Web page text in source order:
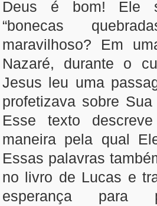
Deus é bom! Ele
“bonecas
maravilhoso? Em
Nazaré, durante o
Jesus leu uma
profetizava sobre
Esse texto
maneira pela qual
Essas palavras
no livro de Lucas e
esperança para